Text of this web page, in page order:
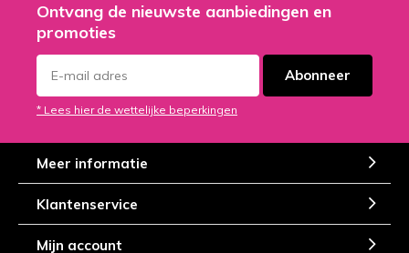
Ontvang de nieuwste aanbiedingen en
promoties
Abonneer
* Lees hier de wettelijke beperkingen
Meer informatie
Klantenservice
Mijn account